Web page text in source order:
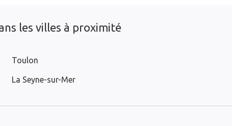
les villes à proximité
Toulon
La Seyne-sur-Mer